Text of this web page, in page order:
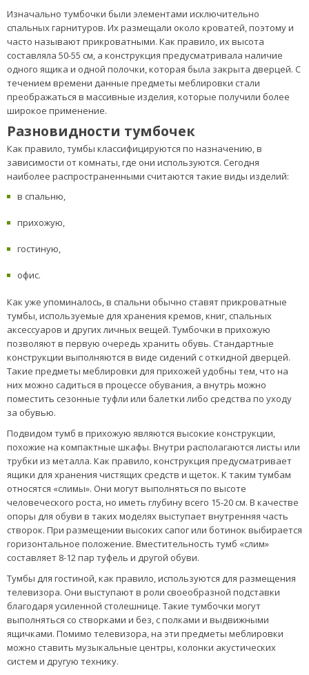
Изначально тумбочки были элементами исключительно
спальных гарнитуров. Их размещали около кроватей, поэтому и
часто называют прикроватными. Как правило, их высота
составляла 50-55 см, а конструкция предусматривала наличие
одного ящика и одной полочки, которая была закрыта дверцей. С
течением времени данные предметы меблировки стали
преображаться в массивные изделия, которые получили более
широкое применение.
Разновидности тумбочек
Как правило, тумбы классифицируются по назначению, в
зависимости от комнаты, где они используются. Сегодня
наиболее распространенными считаются такие виды изделий:
в спальню,
прихожую,
гостиную,
офис.
Как уже упоминалось, в спальни обычно ставят прикроватные
тумбы, используемые для хранения кремов, книг, спальных
аксессуаров и других личных вещей. Тумбочки в прихожую
позволяют в первую очередь хранить обувь. Стандартные
конструкции выполняются в виде сидений с откидной дверцей.
Такие предметы меблировки для прихожей удобны тем, что на
них можно садиться в процессе обувания, а внутрь можно
поместить сезонные туфли или балетки либо средства по уходу
за обувью.
Подвидом тумб в прихожую являются высокие конструкции,
похожие на компактные шкафы. Внутри располагаются листы или
трубки из металла. Как правило, конструкция предусматривает
ящики для хранения чистящих средств и щеток. К таким тумбам
относятся «слимы». Они могут выполняться по высоте
человеческого роста, но иметь глубину всего 15-20 см. В качестве
опоры для обуви в таких моделях выступает внутренняя часть
створок. При размещении высоких сапог или ботинок выбирается
горизонтальное положение. Вместительность тумб «слим»
составляет 8-12 пар туфель и другой обуви.
Тумбы для гостиной, как правило, используются для размещения
телевизора. Они выступают в роли своеобразной подставки
благодаря усиленной столешнице. Такие тумбочки могут
выполняться со створками и без, с полками и выдвижными
ящичками. Помимо телевизора, на эти предметы меблировки
можно ставить музыкальные центры, колонки акустических
систем и другую технику.